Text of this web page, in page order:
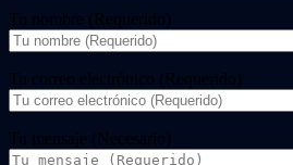
Tu nombre (Requerido)
Tu correo electrónico (Requerido)
Tu mensaje (Necesario)